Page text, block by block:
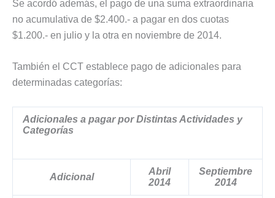
Se acordó además, el pago de una suma extraordinaria
no acumulativa de $2.400.- a pagar en dos cuotas
$1.200.- en julio y la otra en noviembre de 2014.
También el CCT establece pago de adicionales para
determinadas categorías:
Adicionales a pagar por Distintas Actividades y
Categorías
Adicional
Abril
2014
Septiembre
2014